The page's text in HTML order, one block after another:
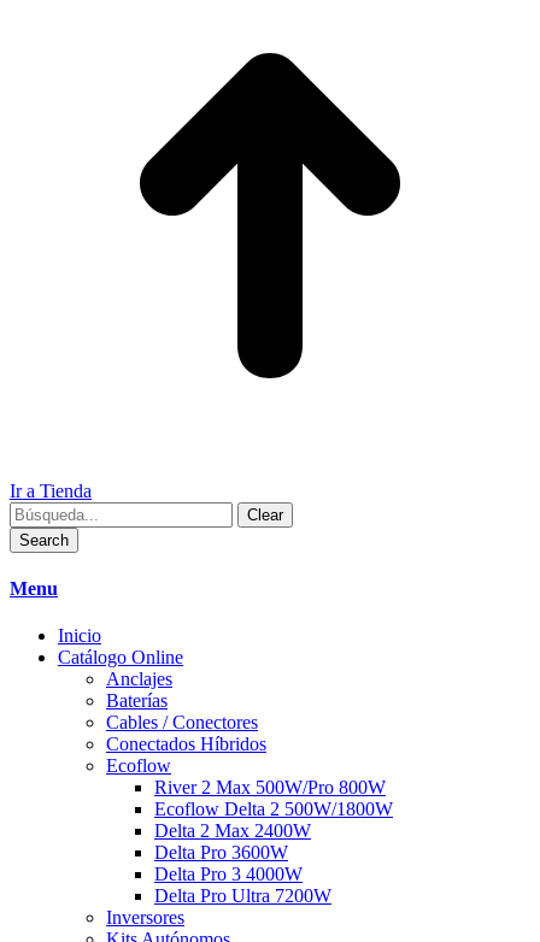
Ir a Tienda
Clear
Search
Menu
Inicio
Catálogo Online
Anclajes
Baterías
Cables / Conectores
Conectados Híbridos
Ecoflow
River 2 Max 500W/Pro 800W
Ecoflow Delta 2 500W/1800W
Delta 2 Max 2400W
Delta Pro 3600W
Delta Pro 3 4000W
Delta Pro Ultra 7200W
Inversores